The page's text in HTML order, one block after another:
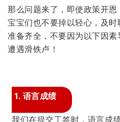
那么问题来了，即使政策开
宝宝们也不要掉以轻心，及
准备齐全，不要因为以下因素
遭遇滑铁卢！
1. 语言成绩
我们在提交工签时，语言成